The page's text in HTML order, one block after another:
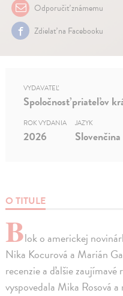
Odporučiť známemu
Zdielať na Facebooku
O TITULE
Blok o americkej
Nika Kocurová a Marián
recenzie a ďalšie
vyspovedala Mika Rosová
VYDAVATEĽ
Spoločnosť priateľov
ROK VYDANIA
2026
JAZYK
Slovenčina